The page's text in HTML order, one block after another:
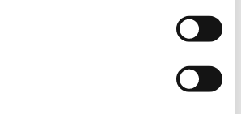
Polityka prywatności